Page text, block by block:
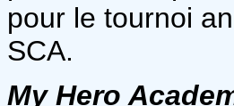
pour le tournoi
SCA.
My Hero